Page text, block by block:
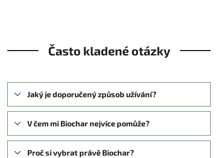
Často kladené otázky
Jaký je doporučený způsob užívání?
V čem mi Biochar nejvíce pomůže?
Proč si vybrat právě Biochar?